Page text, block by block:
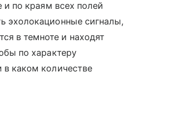
и по краям всех полей
эхолокационные сигналы,
в темноте и находят
по характеру
в каком количестве